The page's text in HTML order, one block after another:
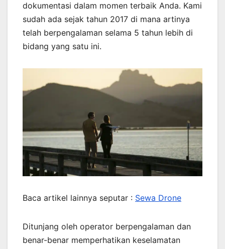
dokumentasi dalam momen terbaik Anda. Kami
sudah ada sejak tahun 2017 di mana artinya
telah berpengalaman selama 5 tahun lebih di
bidang yang satu ini.
Baca artikel lainnya seputar : Sewa Drone
Ditunjang oleh operator berpengalaman dan
benar-benar memperhatikan keselamatan